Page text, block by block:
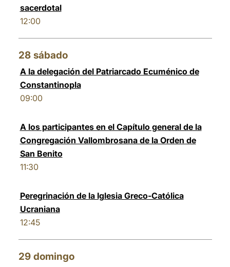
sacerdotal
12:00
28 sábado
A la delegación del Patriarcado Ecuménico de
Constantinopla
09:00
A los participantes en el Capítulo general de la
Congregación Vallombrosana de la Orden de
San Benito
11:30
Peregrinación de la Iglesia Greco-Católica
Ucraniana
12:45
29 domingo